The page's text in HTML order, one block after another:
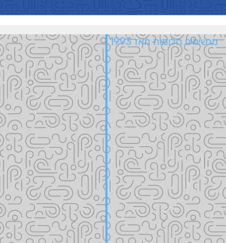
מגשימים חלומות מאז 1993